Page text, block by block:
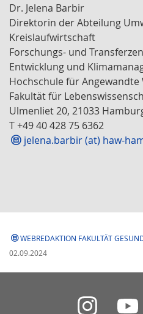
Dr. Jelena Barbir
Direktorin der Abteilung
Kreislaufwirtschaft
Forschungs- und
Entwicklung und
Hochschule für
Fakultät für
Ulmenliet 20, 21033
T +49 40 428 75 6362
jelena.barbir (at) haw-
WEBREDAKTION FAKULTÄT
02.09.2024